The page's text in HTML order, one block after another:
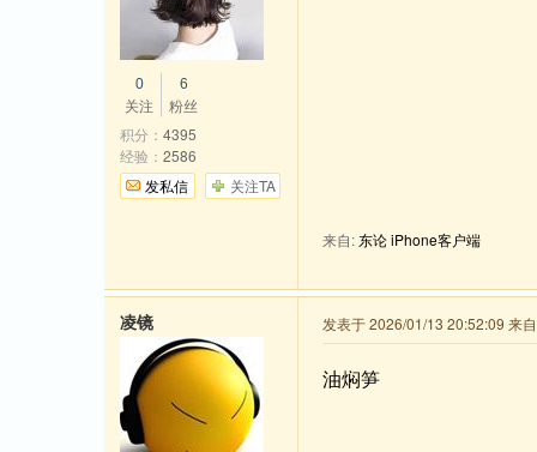
来自:东论 iPhone客户端
0
关注
6
粉丝
积分： 4395
经验： 2586
发私信
关注TA
发表于 2026/01/13 20:52:09 来
油焖笋
凌镜